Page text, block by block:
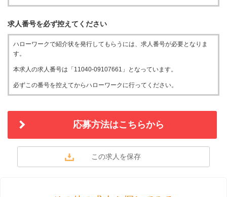
求人番号を必ず控えてください
ハローワークで紹介状を発行してもらうには、求人番号が必要となりま
す。
本求人の求人番号は「11040-09107661」となっています。
必ずこの番号を控えてからハローワークに行ってください。
応募方法はこちらから